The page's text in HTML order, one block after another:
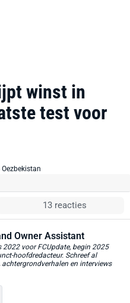
winst in
test voor
13 reacties
Owner Assistant
voor FCUpdate, begin 2025
hoofdredacteur. Schreef al
en interviews